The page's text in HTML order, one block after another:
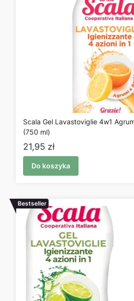
Scala Gel Lavastoviglie 4w1
(750 ml)
Cena
21,95 zł
Do koszyka
Bestseller